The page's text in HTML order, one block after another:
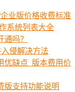
业版价格收费标准
系统列表大全
吗？
入侵解决方法
优缺点_版本费用价
版支持功能说明